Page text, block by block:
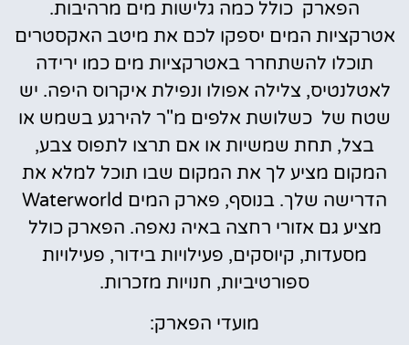
הפארק כולל כמה גלישות מים מרהיבות.
אטרקציות המים יספקו לכם את מיטב האקסטרים
תוכלו להשתחרר באטרקציות מים כמו ירידה
לאטלנטיס, צלילה אפולו ונפילת איקרוס היפה. יש
שטח של כשלושת אלפים מ"ר להירגע בשמש או
בצל, תחת שמשיות או אם תרצו לתפוס צבע,
המקום מציע לך את המקום שבו תוכל למלא את
הדרישה שלך. בנוסף, פארק המים Waterworld
מציע גם אזורי רחצה באיה נאפה. הפארק כולל
מסעדות, קיוסקים, פעילויות בידור, פעילויות
ספורטיביות, חנויות מזכרות.
מועדי הפארק: